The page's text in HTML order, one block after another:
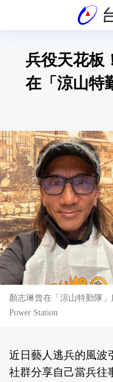
兵役天花板
在「涼山
顏志琳曾在「涼山特勤隊
Power Station
近日藝人逃兵的風波
社群分享自己當兵往